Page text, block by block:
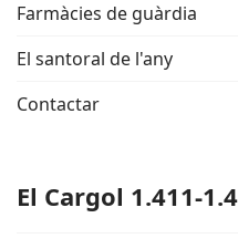
Farmàcies de guàrdia
El santoral de l'any
Contactar
El Cargol 1.411-